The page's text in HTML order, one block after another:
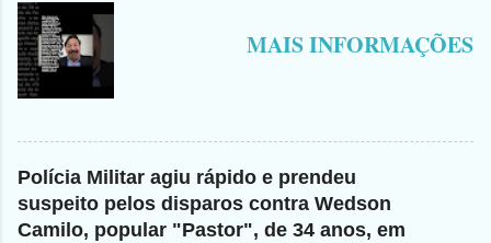
MAIS INFORMAÇÕES
Polícia Militar agiu rápido e prendeu
suspeito pelos disparos contra Wedson
Camilo, popular "Pastor", de 34 anos, em